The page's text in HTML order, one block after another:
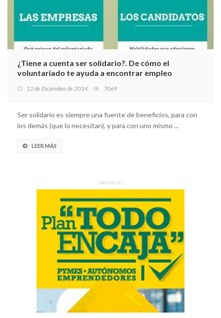
¿Tiene a cuenta ser solidario?. De cómo el
voluntariado te ayuda a encontrar empleo
12 de Diciembre de 2014 7069
Ser solidario es siempre una fuente de beneficios, para con
los demás (que lo necesitan), y para con uno mismo ...
LEER MÁS
ANUNCIO